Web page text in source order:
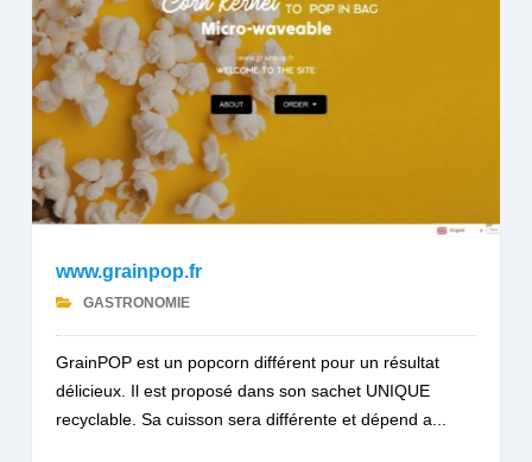
www.grainpop.fr
GASTRONOMIE
GrainPOP est un popcorn différent pour un résultat
délicieux. Il est proposé dans son sachet UNIQUE
recyclable. Sa cuisson sera différente et dépend a...